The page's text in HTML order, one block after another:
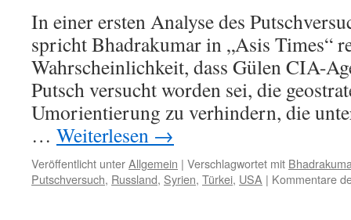
In einer ersten Analyse des
spricht Bhadrakumar in „Asis Times“
Wahrscheinlichkeit, dass Gülen CIA-
Putsch versucht worden sei, die
Umorientierung zu verhindern, die
… Weiterlesen →
Veröffentlicht unterAllgemein | Verschlagwortet mit
Putschversuch, Russland, Syrien, Türkei, USA | Kommentare